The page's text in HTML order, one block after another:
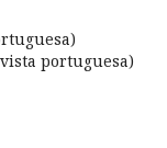
portuguesa)